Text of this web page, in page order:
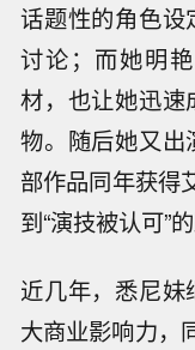
话题性的角色设
讨论；而她明
材，也让她迅
物。随后她又
部作品同年获得
到“演技被认可”的
近几年，悉尼
大商业影响力，